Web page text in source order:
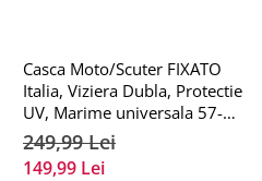
Casca Moto/Scuter FIXATO
Italia, Viziera Dubla, Protectie
UV, Marime universala 57-
61cm, Gri
249,99 Lei
149,99 Lei